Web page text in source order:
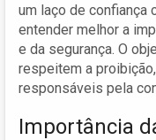
um laço de confiança
entender melhor a
e da segurança. O
respeitem a
responsáveis pela
Importância